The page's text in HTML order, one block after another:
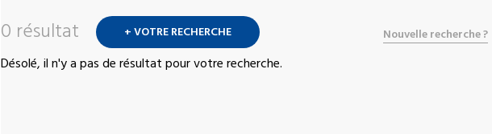
0 résultat + VOTRE RECHERCHE Nouvelle recherche ?
Désolé, il n'y a pas de résultat pour votre recherche.